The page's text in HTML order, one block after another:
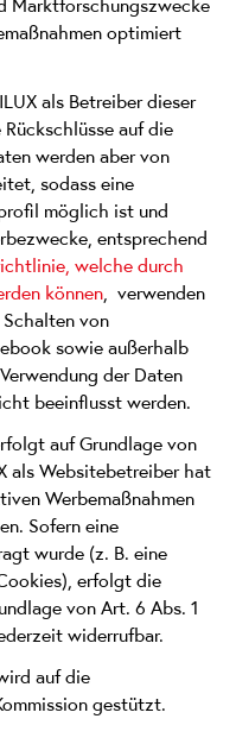
Marktforschungszwecke
optimiert
als Betreiber dieser
auf die
werden aber von
sodass eine
möglich ist und
entsprechend
welche durch
können, verwenden
von
sowie außerhalb
der Daten
beeinflusst werden.
auf Grundlage von
als Websitebetreiber hat
Werbemaßnahmen
Sofern eine
wurde (z. B. eine
erfolgt die
von Art. 6 Abs. 1
widerrufbar.
auf die
gestützt.